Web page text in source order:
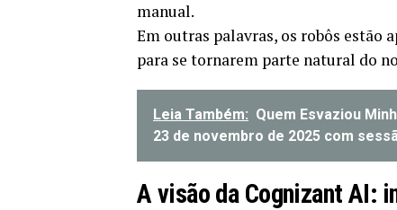
manual.
Em outras palavras, os robôs estão
para se tornarem parte natural do
Leia Também: Quem Esvaziou
23 de novembro de 2025 com
A visão da Cognizant AI: